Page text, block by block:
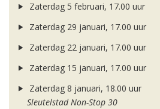
Zaterdag 5 februari, 17.00 uur
Zaterdag 29 januari, 17.00 uur
Zaterdag 22 januari, 17.00 uur
Zaterdag 15 januari, 17.00 uur
Zaterdag 8 januari, 18.00 uur
Sleutelstad Non-Stop 30